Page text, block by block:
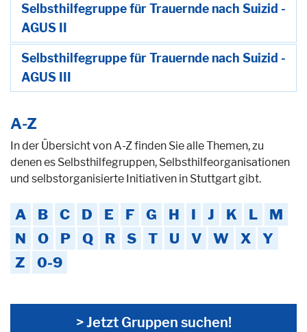
Selbsthilfegruppe für Trauernde nach Suizid -
AGUS II
Selbsthilfegruppe für Trauernde nach Suizid -
AGUS III
A-Z
In der Übersicht von A-Z finden Sie alle Themen, zu
denen es Selbsthilfegruppen, Selbsthilfeorganisationen
und selbstorganisierte Initiativen in Stuttgart gibt.
A B C D E F G H I J K L
M
N
O P Q R S T U V W X
Y
Z
0-9
> Jetzt Gruppen suchen!